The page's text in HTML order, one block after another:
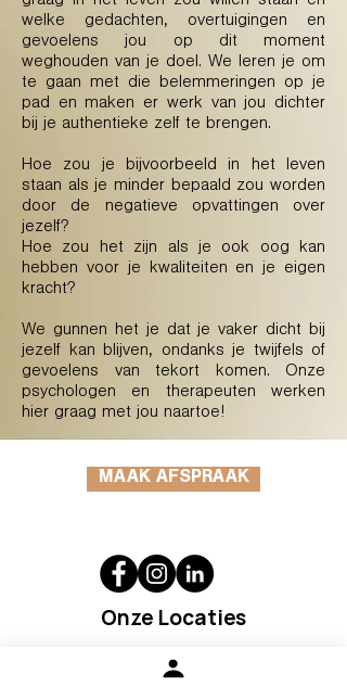
welke gedachten, overtuigingen en
gevoelens jou op dit moment
weghouden van je doel. We leren je om
te gaan met die belemmeringen op je
pad en maken er werk van jou dichter
bij je authentieke zelf te brengen.
Hoe zou je bijvoorbeeld in het leven
staan als je minder bepaald zou worden
door de negatieve opvattingen over
jezelf?
Hoe zou het zijn als je ook oog kan
hebben voor je kwaliteiten en je eigen
kracht?
We gunnen het je dat je vaker dicht bij
jezelf kan blijven, ondanks je twijfels of
gevoelens van tekort komen. Onze
psychologen en therapeuten werken
hier graag met jou naartoe!
MAAK AFSPRAAK
Onze Locaties